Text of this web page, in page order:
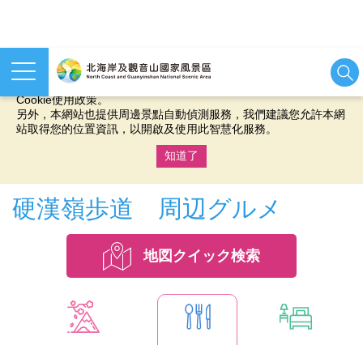
本網站使用cookies等相關技術以持續優化網站服務，並有助於為
您提供更佳的體驗，當您繼續使用本網站即表示您同意我們的
Cookie使用政策。
另外，本網站也提供周邊景點自動偵測服務，我們建議您允許本網
站取得您的位置資訊，以開啟及使用此智慧化服務。
知道了
硬漢嶺歩道 周辺グルメ
地図クイック検索